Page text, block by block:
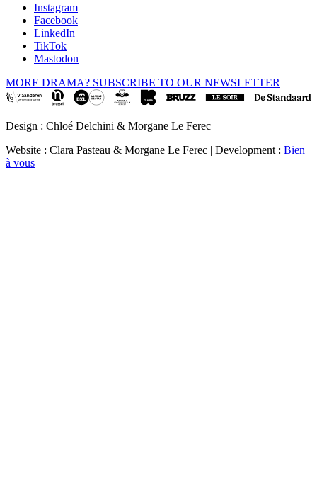
Instagram
Facebook
LinkedIn
TikTok
Mastodon
MORE DRAMA? SUBSCRIBE TO OUR NEWSLETTER
Design : Chloé Delchini & Morgane Le Ferec
Website : Clara Pasteau & Morgane Le Ferec | Development : Bien
à vous